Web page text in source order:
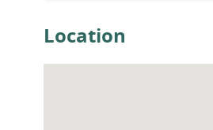
Aantal badkamers
Location